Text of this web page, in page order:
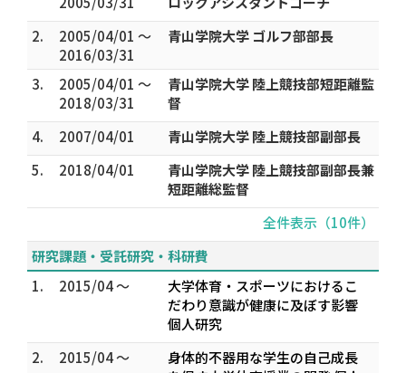
2.
2005/04/01 ～
2016/03/31
青山学院大学 ゴルフ部部長
3.
2005/04/01 ～
2018/03/31
青山学院大学 陸上競技部短距離監
督
4.
2007/04/01
青山学院大学 陸上競技部副部長
5.
2018/04/01
青山学院大学 陸上競技部副部長兼
短距離総監督
全件表示（10件）
研究課題・受託研究・科研費
1.
2015/04 ～
大学体育・スポーツにおけるこ
だわり意識が健康に及ぼす影響
個人研究
2.
2015/04 ～
身体的不器用な学生の自己成長